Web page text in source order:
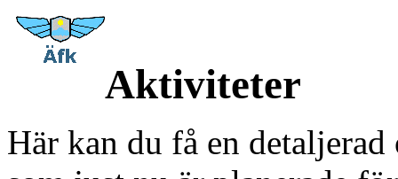
Aktiviteter
Här kan du få en